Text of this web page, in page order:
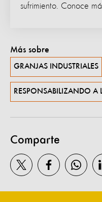
sufrimiento. Conoce
Más sobre
GRANJAS INDUSTRIALES
RESPONSABILIZANDO A
Comparte